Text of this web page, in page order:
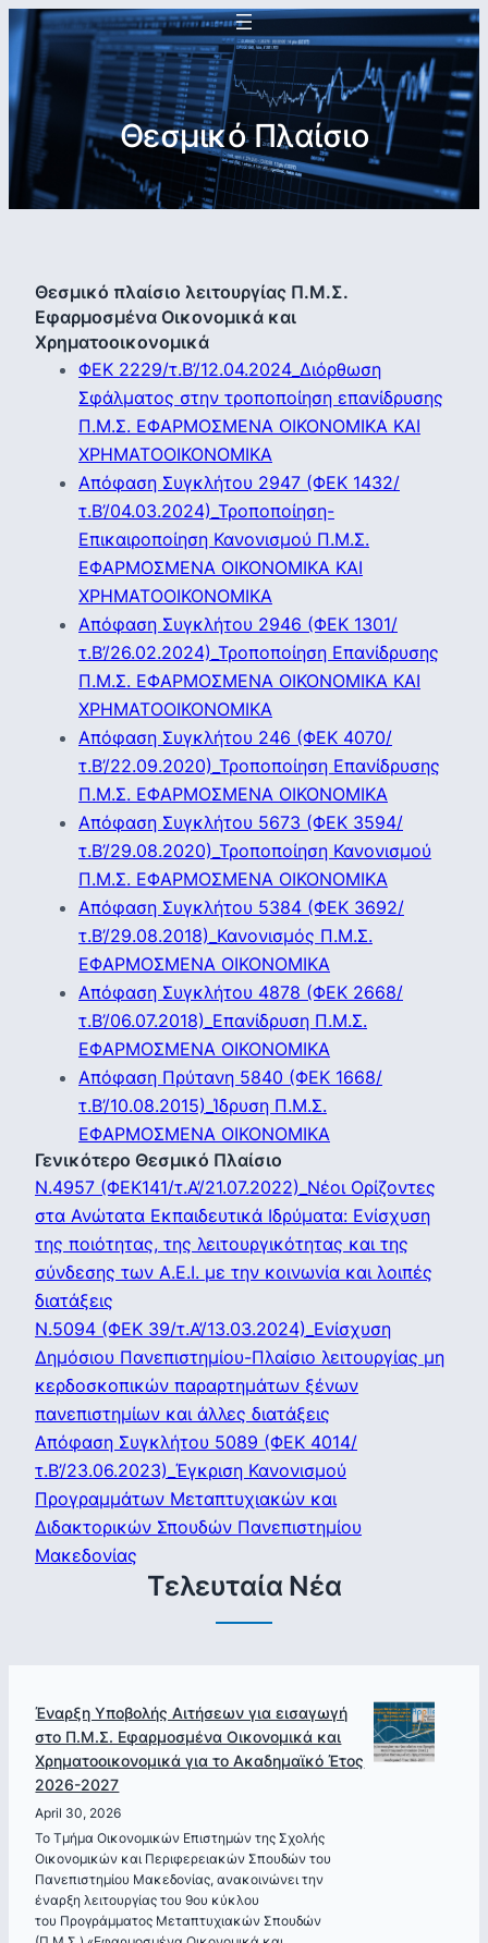
Θεσμικό Πλαίσιο
Θεσμικό πλαίσιο λειτουργίας Π.Μ.Σ.
Εφαρμοσμένα Οικονομικά και
Χρηματοοικονομικά
ΦΕΚ 2229/τ.Β’/12.04.2024_Διόρθωση
Σφάλματος στην τροποποίηση επανίδρυσης
Π.Μ.Σ. ΕΦΑΡΜΟΣΜΕΝΑ ΟΙΚΟΝΟΜΙΚΑ ΚΑΙ
ΧΡΗΜΑΤΟΟΙΚΟΝΟΜΙΚΑ
Απόφαση Συγκλήτου 2947 (ΦΕΚ 1432/
τ.Β’/04.03.2024)_Τροποποίηση-
Επικαιροποίηση Κανονισμού Π.Μ.Σ.
ΕΦΑΡΜΟΣΜΕΝΑ ΟΙΚΟΝΟΜΙΚΑ ΚΑΙ
ΧΡΗΜΑΤΟΟΙΚΟΝΟΜΙΚΑ
Απόφαση Συγκλήτου 2946 (ΦΕΚ 1301/
τ.Β’/26.02.2024)_Τροποποίηση Επανίδρυσης
Π.Μ.Σ. ΕΦΑΡΜΟΣΜΕΝΑ ΟΙΚΟΝΟΜΙΚΑ ΚΑΙ
ΧΡΗΜΑΤΟΟΙΚΟΝΟΜΙΚΑ
Απόφαση Συγκλήτου 246 (ΦΕΚ 4070/
τ.Β’/22.09.2020)_Τροποποίηση Επανίδρυσης
Π.Μ.Σ. ΕΦΑΡΜΟΣΜΕΝΑ ΟΙΚΟΝΟΜΙΚΑ
Απόφαση Συγκλήτου 5673 (ΦΕΚ 3594/
τ.Β’/29.08.2020)_Τροποποίηση Κανονισμού
Π.Μ.Σ. ΕΦΑΡΜΟΣΜΕΝΑ ΟΙΚΟΝΟΜΙΚΑ
Απόφαση Συγκλήτου 5384 (ΦΕΚ 3692/
τ.Β’/29.08.2018)_Κανονισμός Π.Μ.Σ.
ΕΦΑΡΜΟΣΜΕΝΑ ΟΙΚΟΝΟΜΙΚΑ
Απόφαση Συγκλήτου 4878 (ΦΕΚ 2668/
τ.Β’/06.07.2018)_Επανίδρυση Π.Μ.Σ.
ΕΦΑΡΜΟΣΜΕΝΑ ΟΙΚΟΝΟΜΙΚΑ
Απόφαση Πρύτανη 5840 (ΦΕΚ 1668/
τ.Β’/10.08.2015)_Ίδρυση Π.Μ.Σ.
ΕΦΑΡΜΟΣΜΕΝΑ ΟΙΚΟΝΟΜΙΚΑ
Γενικότερο Θεσμικό Πλαίσιο
Ν.4957 (ΦΕΚ141/τ.Α’/21.07.2022)_Νέοι Ορίζοντες
στα Ανώτατα Εκπαιδευτικά Ιδρύματα: Ενίσχυση
της ποιότητας, της λειτουργικότητας και της
σύνδεσης των Α.Ε.Ι. με την κοινωνία και λοιπές
διατάξεις
Ν.5094 (ΦΕΚ 39/τ.Α’/13.03.2024)_Ενίσχυση
Δημόσιου Πανεπιστημίου-Πλαίσιο λειτουργίας μη
κερδοσκοπικών παραρτημάτων ξένων
πανεπιστημίων και άλλες διατάξεις
Απόφαση Συγκλήτου 5089 (ΦΕΚ 4014/
τ.Β’/23.06.2023)_Έγκριση Κανονισμού
Προγραμμάτων Μεταπτυχιακών και
Διδακτορικών Σπουδών Πανεπιστημίου
Μακεδονίας
Τελευταία Νέα
Έναρξη Υποβολής Αιτήσεων για εισαγωγή
στο Π.Μ.Σ. Εφαρμοσμένα Οικονομικά και
Χρηματοοικονομικά για το Ακαδημαϊκό Έτος
2026-2027
April 30, 2026
Το Τμήμα Οικονομικών Επιστημών της Σχολής
Οικονομικών και Περιφερειακών Σπουδών του
Πανεπιστημίου Μακεδονίας, ανακοινώνει την
έναρξη λειτουργίας του 9ου κύκλου
του Προγράμματος Μεταπτυχιακών Σπουδών